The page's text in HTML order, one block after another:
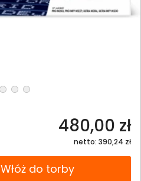
480,00 zł
netto: 390,24 zł
Włóż do torby